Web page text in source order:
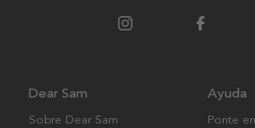
Dear Sam
Sobre Dear Sam
Ayuda
Ponte